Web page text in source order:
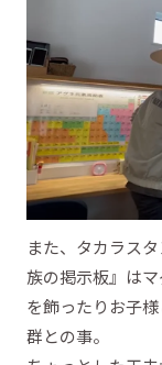
また、タカラス
族の掲示板』は
を飾ったりお子
群との事。